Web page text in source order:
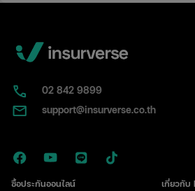
ตุ๊ก
ย่าน
02​ 842 9899
support@insurverse.co.th
ซื้อประกันออนไลน์
เกี่ยวกับ